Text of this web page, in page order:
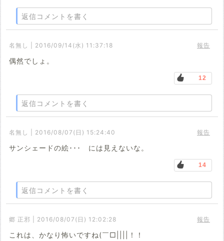
返信コメントを書く
名無し | 2016/09/14(水) 11:37:18 報告
偶然でしょ。
12
返信コメントを書く
名無し | 2016/08/07(日) 15:24:40 報告
サンシェードの絵･･･ には見えないな。
14
返信コメントを書く
郷 正邪 | 2016/08/07(日) 12:02:28 報告
これは、かなり怖いですね(￣□||||！！